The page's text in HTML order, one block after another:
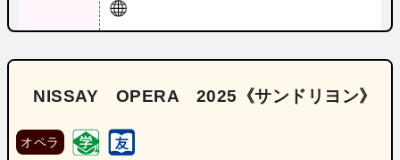
NISSAY OPERA 2025《サンドリヨン》
オペラ